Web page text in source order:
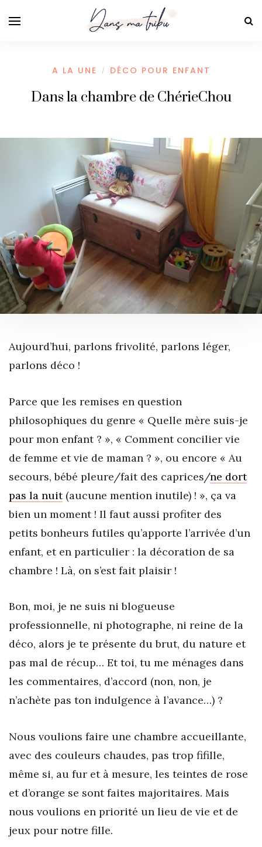
A LA UNE / DÉCO POUR ENFANT
Dans la chambre de ChérieChou
Aujourd’hui, parlons frivolité, parlons léger,
parlons déco !
Parce que les remises en question
philosophiques du genre « Quelle mère suis-je
pour mon enfant ? », « Comment concilier vie
de femme et vie de maman ? », ou encore « Au
secours, bébé pleure/fait des caprices/ne dort
pas la nuit(aucune mention inutile) ! », ça va
bien un moment ! Il faut aussi profiter des
petits bonheurs futiles qu’apporte l’arrivée d’un
enfant, et en particulier : la décoration de sa
chambre ! Là, on s’est fait plaisir !
Bon, moi, je ne suis ni blogueuse
professionnelle, ni photographe, ni reine de la
déco, alors je te présente du brut, du nature et
pas mal de récup… Et toi, tu me ménages dans
les commentaires, d’accord (non, non, je
n’achète pas ton indulgence à l’avance…) ?
Nous voulions faire une chambre accueillante,
avec des couleurs chaudes, pas trop fifille,
même si, au fur et à mesure, les teintes de rose
et d’orange se sont faites majoritaires. Mais
nous voulions en priorité un lieu de vie et de
jeux pour notre fille.